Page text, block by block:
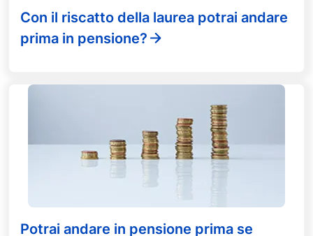
Con il riscatto della laurea potrai andare
prima in pensione?
Potrai andare in pensione prima se